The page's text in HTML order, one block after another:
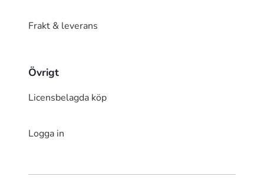
Frakt & leverans
Övrigt
Licensbelagda köp
Logga in